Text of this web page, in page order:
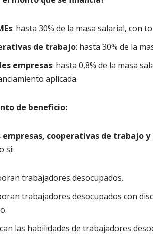
: hasta 30% de la masa salarial, con
de trabajo: hasta 30% de la
empresas: hasta 0,8% de la masa
aplicada.
de beneficio:
empresas, cooperativas de trabajo y
si:
trabajadores desocupados.
trabajadores desocupados con
las habilidades de trabajadores